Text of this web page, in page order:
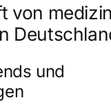
von
und